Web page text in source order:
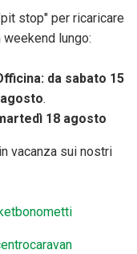
stop" per ricaricare
lungo:
da sabato 15
.
18 agosto
vacanza sui nostri